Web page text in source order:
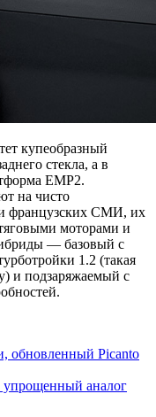
купеобразный
стекла, а в
EMP2.
на чисто
французских СМИ, их
моторами и
— базовый с
1.2 (такая
и подзаряжаемый с
обновленный Picanto
упрощенный аналог